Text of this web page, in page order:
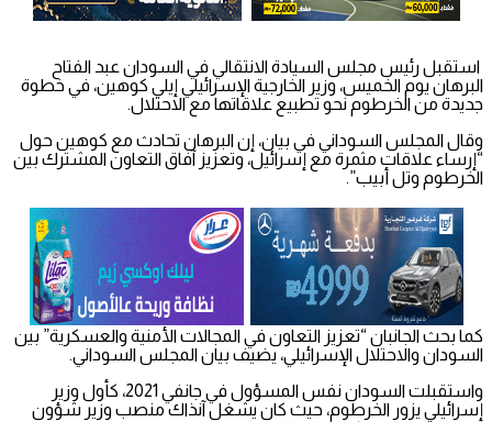
استقبل رئيس مجلس السيادة الانتقالي في السودان عبد الفتاح
البرهان يوم الخميس، وزير الخارجية الإسرائيلي إيلي كوهين، في خطوة
جديدة من الخرطوم نحو تطبيع علاقاتها مع الاحتلال.
وقال المجلس السوداني في بيان، إن البرهان تحادث مع كوهين حول
“إرساء علاقات مثمرة مع إسرائيل، وتعزيز آفاق التعاون المشترك بين
الخرطوم وتل أبيب”.
كما بحث الجانبان “تعزيز التعاون في المجالات الأمنية والعسكرية” بين
السودان والاحتلال الإسرائيلي، يضيف بيان المجلس السوداني.
واستقبلت السودان نفس المسؤول في جانفي 2021، كأول وزير
إسرائيلي يزور الخرطوم، حيث كان يشغل آنذاك منصب وزير شؤون